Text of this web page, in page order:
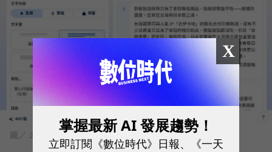
圖／ 未來商務
X
掌握最新 AI 發展趨勢！
立即訂閱《數位時代》日報、《一天